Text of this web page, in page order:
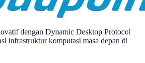
dengan Dynamic Desktop Protocol
infrastruktur komputasi masa depan di